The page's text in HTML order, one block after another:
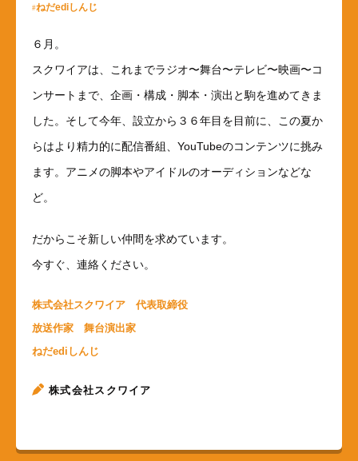
ねだediしんじ
６月。
スクワイアは、これまでラジオ〜舞台〜テレビ〜映画〜コ
ンサートまで、企画・構成・脚本・演出と駒を進めてきま
した。そして今年、設立から３６年目を目前に、この夏か
らはより精力的に配信番組、YouTubeのコンテンツに挑み
ます。アニメの脚本やアイドルのオーディションなどな
ど。
だからこそ新しい仲間を求めています。
今すぐ、連絡ください。
株式会社スクワイア 代表取締役
放送作家 舞台演出家
ねだediしんじ
株式会社スクワイア